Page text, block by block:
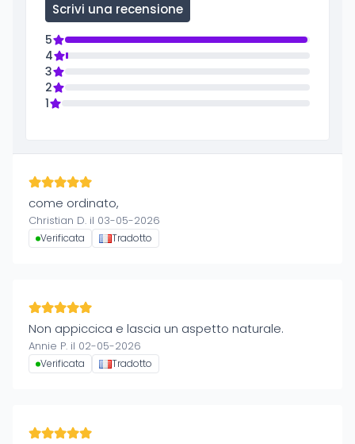
Scrivi una recensione
5
4
3
2
1
come ordinato,
Christian D. il 03-05-2026
Verificata Tradotto
Non appiccica e lascia un aspetto naturale.
Annie P. il 02-05-2026
Verificata Tradotto